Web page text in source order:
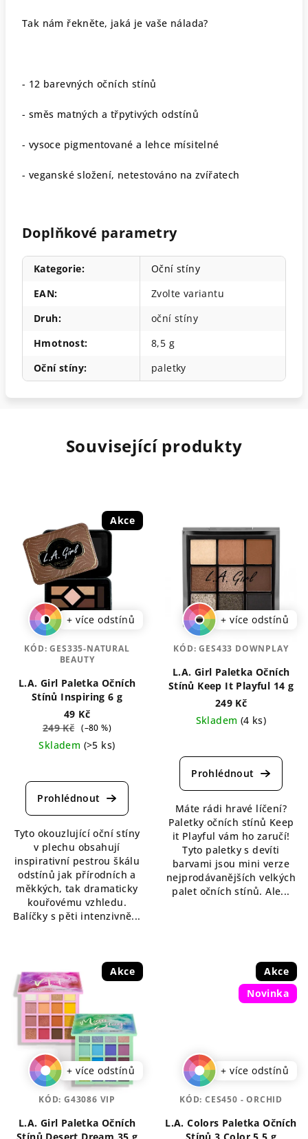
Tak nám řekněte, jaká je vaše nálada?
- 12 barevných očních stínů
- směs matných a třpytivých odstínů
- vysoce pigmentované a lehce mísitelné
- veganské složení, netestováno na zvířatech
Doplňkové parametry
Kategorie:
Oční stíny
EAN:
Zvolte variantu
Druh:
oční stíny
Hmotnost:
8,5 g
Oční stíny: paletky
Související produkty
Akce
+ více odstínů
L.A. Girl Paletka Očních
Stínů Inspiring 6 g
49 Kč
249 Kč (–80 %)
Skladem (>5 ks)
hodnocení
produktu
z
5
hvězdiček.
Tyto okouzlující oční stíny
v plechu obsahují
inspirativní pestrou škálu
odstínů jak přírodních a
měkkých, tak dramaticky
kouřovému vzhledu.
Balíčky s pěti intenzivně...
KÓD:GES335-NATURAL
BEAUTY
+ více odstínů
L.A. Girl Paletka Očních
Stínů Keep It Playful 14 g
249 Kč
Skladem (4 ks)
hodnocení
produktu
z
5
hvězdiček.
Máte rádi hravé líčení?
Paletky očních stínů Keep
it Playful vám ho zaručí!
Tyto paletky s devíti
barvami jsou mini verze
nejprodávanějších velkých
palet očních stínů. Ale...
KÓD:GES433 DOWNPLAY
Akce
+ více odstínů
L.A. Girl Paletka Očních
KÓD: G43086 VIP
Akce
Novinka
+ více odstínů
L.A. Colors Paletka Očních
KÓD: CES450 - ORCHID